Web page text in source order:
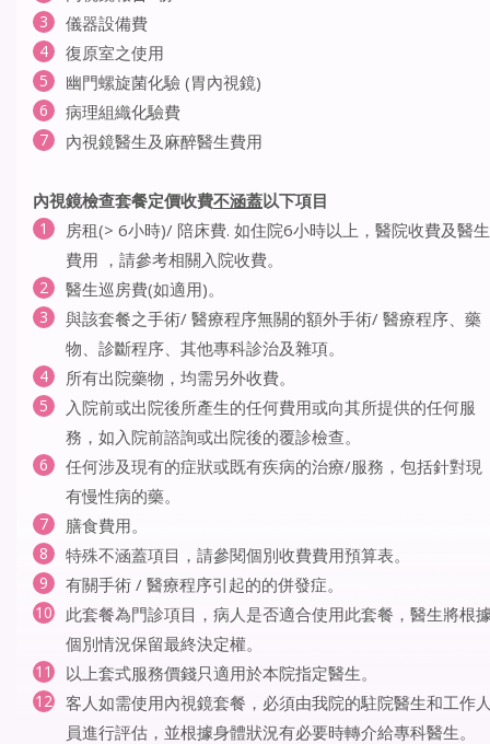
儀器設備費
復原室之使用
幽門螺旋菌化驗 (胃內視鏡)
病理組織化驗費
內視鏡醫生及麻醉醫生費用
內視鏡檢查套餐定價收費不涵蓋以下項目
房租(> 6小時)/ 陪床費. 如住院6小時以上，醫院收費及醫生
費用 ，請參考相關入院收費。
醫生巡房費(如適用)。
與該套餐之手術/ 醫療程序無關的額外手術/ 醫療程序、藥
物、診斷程序、其他專科診治及雜項。
所有出院藥物，均需另外收費。
入院前或出院後所產生的任何費用或向其所提供的任何服
務，如入院前諮詢或出院後的覆診檢查。
任何涉及現有的症狀或既有疾病的治療/服務，包括針對現
有慢性病的藥。
膳食費用。
特殊不涵蓋項目，請參閱個別收費費用預算表。
有關手術 / 醫療程序引起的的併發症。
此套餐為門診項目，病人是否適合使用此套餐，醫生將根
個別情況保留最終決定權。
以上套式服務價錢只適用於本院指定醫生。
客人如需使用內視鏡套餐，必須由我院的駐院醫生和工作
員進行評估，並根據身體狀況有必要時轉介給專科醫生。